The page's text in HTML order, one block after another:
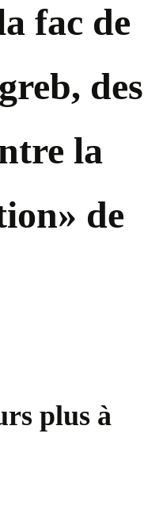
fac de
des
la
de
plus à